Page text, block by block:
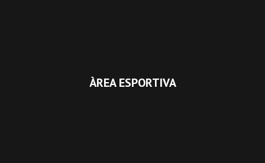
ÀREA ESPORTIVA